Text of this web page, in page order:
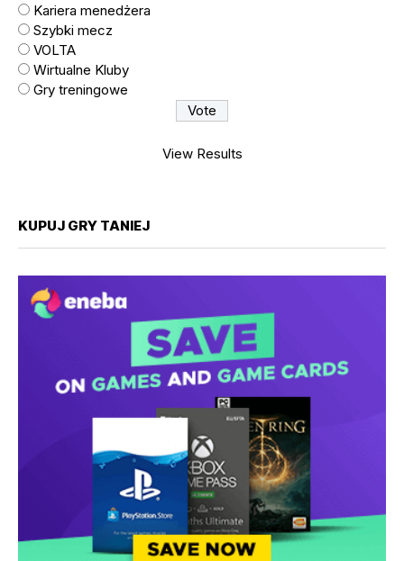
Kariera menedżera
Szybki mecz
VOLTA
Wirtualne Kluby
Gry treningowe
View Results
KUPUJ GRY TANIEJ